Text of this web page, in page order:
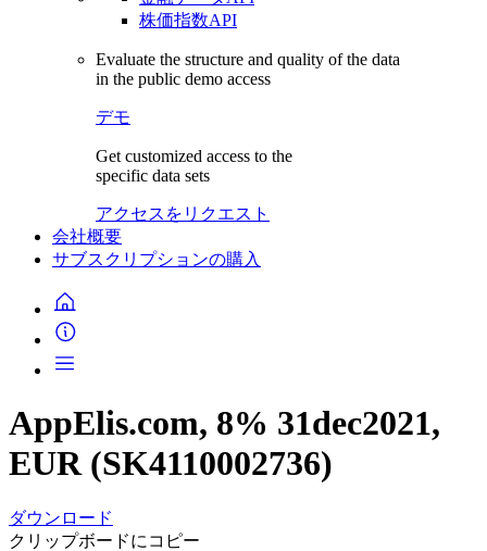
株価指数API
Evaluate the structure and quality of the data
in the public demo access
デモ
Get customized access to the
specific data sets
アクセスをリクエスト
会社概要
サブスクリプションの購入
AppElis.com, 8% 31dec2021,
EUR (SK4110002736)
ダウンロード
クリップボードにコピー